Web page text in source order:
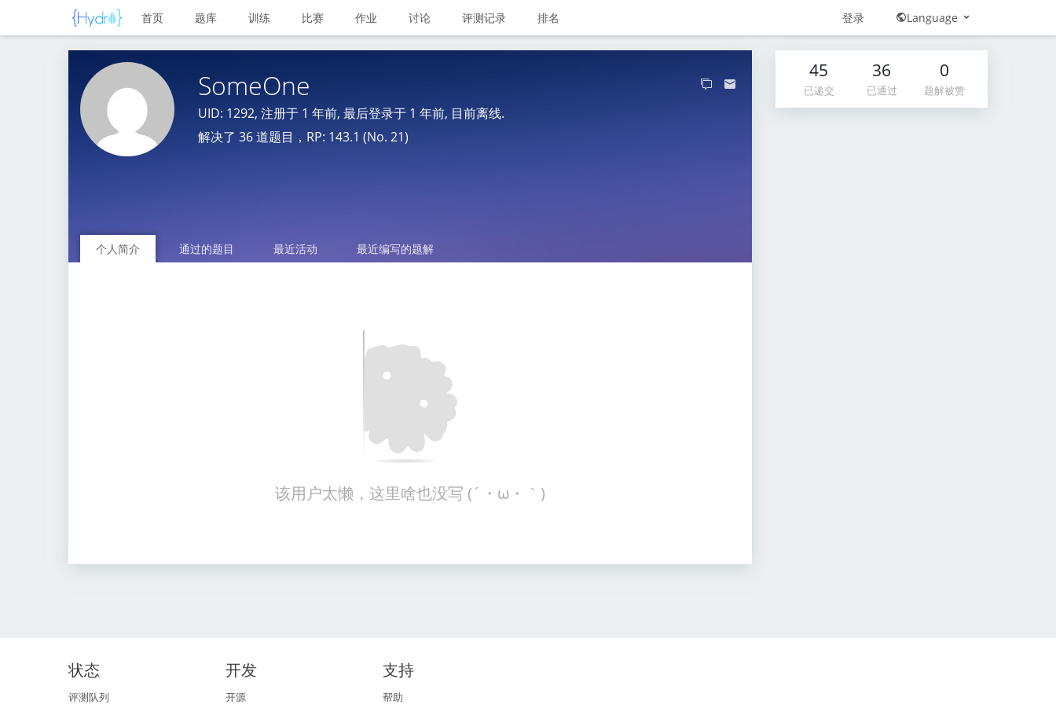
首页 题库 训练 比赛 作业 讨论 评测记录 排名 登录 Language
SomeOne
UID: 1292, 注册于 1 年前, 最后登录于 1 年前, 目前离线.
解决了 36 道题目，RP: 143.1 (No. 21)
个人简介 通过的题目 最近活动 最近编写的题解
该用户太懒，这里啥也没写 (´・ω・｀)
45
已递交
36
已通过
0
题解被赞
状态
评测队列
开发
开源
支持
帮助